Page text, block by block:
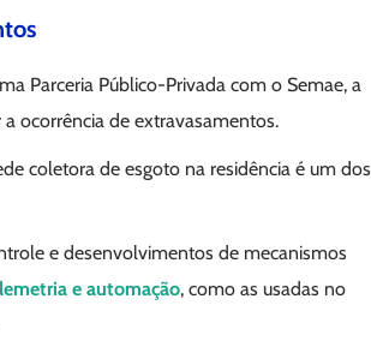
Parceria Público-Privada com o Semae, a
ocorrência de extravasamentos.
coletora de esgoto na residência é um dos
e desenvolvimentos de mecanismos
e automação, como as usadas no